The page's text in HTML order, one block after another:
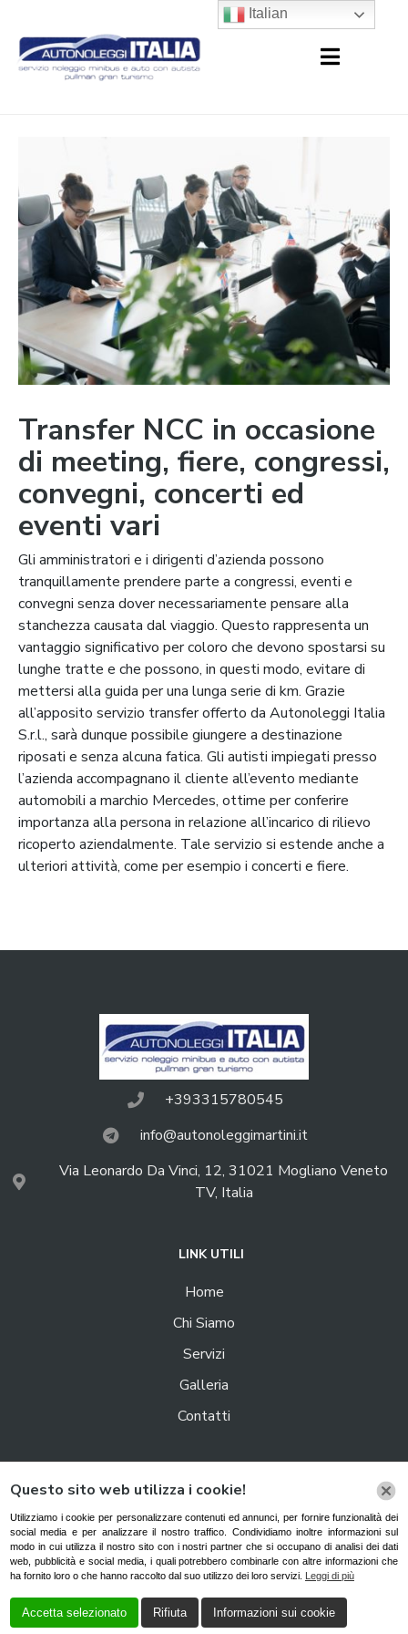
Transfer NCC in occasione
di meeting, fiere, congressi,
convegni, concerti ed
eventi vari
Gli amministratori e i dirigenti d’azienda possono
tranquillamente prendere parte a congressi, eventi e
convegni senza dover necessariamente pensare alla
stanchezza causata dal viaggio. Questo rappresenta un
vantaggio significativo per coloro che devono spostarsi su
lunghe tratte e che possono, in questi modo, evitare di
mettersi alla guida per una lunga serie di km. Grazie
all’apposito servizio transfer offerto da Autonoleggi Italia
S.r.l., sarà dunque possibile giungere a destinazione
riposati e senza alcuna fatica. Gli autisti impiegati presso
l’azienda accompagnano il cliente all’evento mediante
automobili a marchio Mercedes, ottime per conferire
importanza alla persona in relazione all’incarico di rilievo
ricoperto aziendalmente. Tale servizio si estende anche a
ulteriori attività, come per esempio i concerti e fiere.
+393315780545
info@autonoleggimartini.it
Via Leonardo Da Vinci, 12, 31021 Mogliano Veneto
TV, Italia
LINK UTILI
Home
Chi Siamo
Servizi
Galleria
Contatti
solidissima reputazione grazie alla qualità del lavoro svolto,
Autonoleggi Italia S.r.l. rappresenta da anni un’attività fra le
più note del nord Italia.
Italian
Questo sito web utilizza i cookie!
Utilizziamo i cookie per personalizzare contenuti ed annunci, per fornire funzionalità dei
social media e per analizzare il nostro traffico. Condividiamo inoltre informazioni sul
modo in cui utilizza il nostro sito con i nostri partner che si occupano di analisi dei dati
web, pubblicità e social media, i quali potrebbero combinarle con altre informazioni che
ha fornito loro o che hanno raccolto dal suo utilizzo dei loro servizi. Leggi di più
Accetta selezionato Rifiuta Informazioni sui cookie